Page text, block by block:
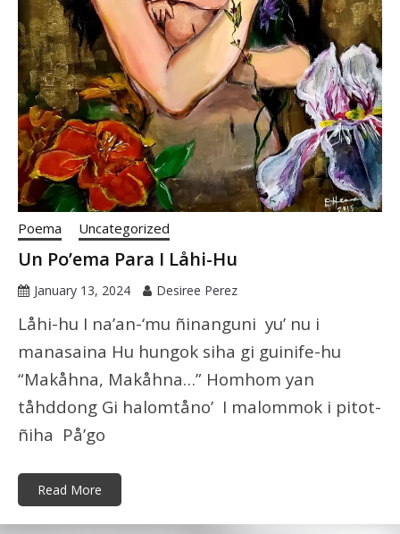
Poema Uncategorized
Un Po’ema Para I Låhi-Hu
January 13, 2024 Desiree Perez
Låhi-hu I na’an-‘mu ñinanguni yu’ nu i
manasaina Hu hungok siha gi guinife-hu
“Makåhna, Makåhna…” Homhom yan
tåhddong Gi halomtåno’ I malommok i pitot-
ñiha På’go
Read More